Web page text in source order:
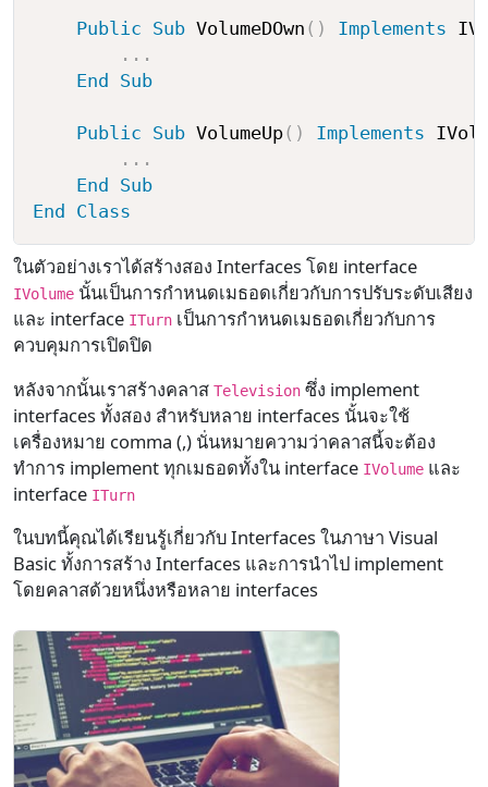
Public Sub VolumeDOwn ( ) Implements
. . .
End
Sub
Public Sub VolumeUp( ) Implements
. . .
End
Sub
End
Class
ในตัวอย่างเราได้สร้างสอง Interfaces โดย interface
IVolume นั้นเป็นการกำหนดเมธอดเกี่ยวกับการปรับระดับเสียง
และ interface ITurn เป็นการกำหนดเมธอดเกี่ยวกับการ
ควบคุมการเปิดปิด
หลังจากนั้นเราสร้างคลาสTelevision ซึ่ง implement
interfaces ทั้งสอง สำหรับหลาย interfaces นั้นจะใช้
เครื่องหมาย comma (,) นั่นหมายความว่าคลาสนี้จะต้อง
ทำการ implement ทุกเมธอดทั้งใน interface IVolume และ
interface ITurn
ในบทนี้คุณได้เรียนรู้เกี่ยวกับ Interfaces ในภาษา Visual
Basic ทั้งการสร้าง Interfaces และการนำไป implement
โดยคลาสด้วยหนึ่งหรือหลาย interfaces